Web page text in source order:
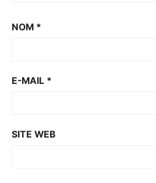
NOM *
E-MAIL *
SITE WEB